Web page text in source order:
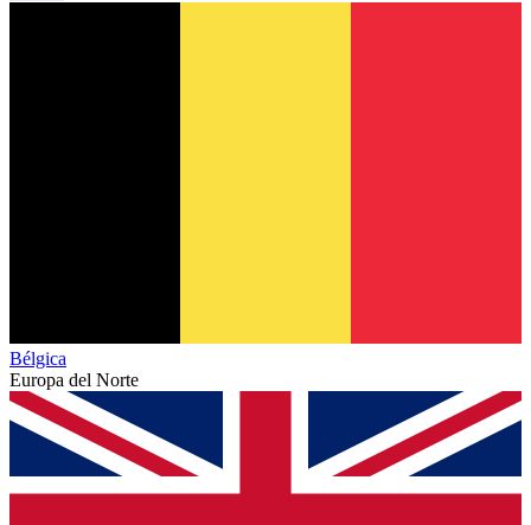
Bélgica
Europa del Norte